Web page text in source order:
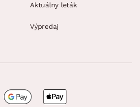
Aktuálny leták
Výpredaj